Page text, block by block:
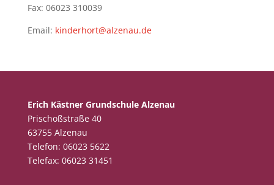
Fax: 06023 310039
Email: kinderhort@alzenau.de
Erich Kästner Grundschule Alzenau
Prischoßstraße 40
63755 Alzenau
Telefon: 06023 5622
Telefax: 06023 31451